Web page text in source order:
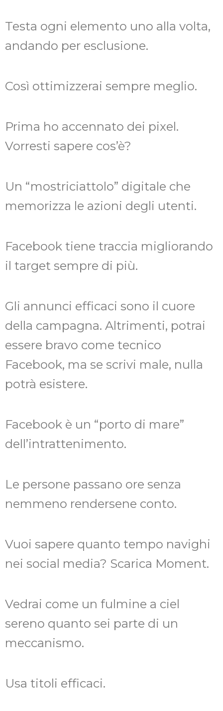
Testa ogni elemento uno alla volta,
andando per esclusione.
Così ottimizzerai sempre meglio.
Prima ho accennato dei pixel.
Vorresti sapere cos’è?
Un “mostriciattolo” digitale che
memorizza le azioni degli utenti.
Facebook tiene traccia migliorando
il target sempre di più.
Gli annunci efficaci sono il cuore
della campagna. Altrimenti, potrai
essere bravo come tecnico
Facebook, ma se scrivi male, nulla
potrà esistere.
Facebook è un “porto di mare”
dell’intrattenimento.
Le persone passano ore senza
nemmeno rendersene conto.
Vuoi sapere quanto tempo navighi
nei social media? Scarica Moment.
Vedrai come un fulmine a ciel
sereno quanto sei parte di un
meccanismo.
Usa titoli efficaci.